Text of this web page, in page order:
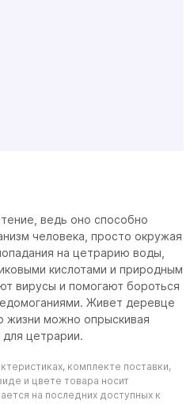
ведь оно способно
человека, просто окружая
на цетрарию воды,
кислотами и природным
вирусы и помогают бороться
Живет деревце
жизни можно опрыскивая
цетрарии.
комплекте поставки,
и цвете товара носит
на последних доступных к